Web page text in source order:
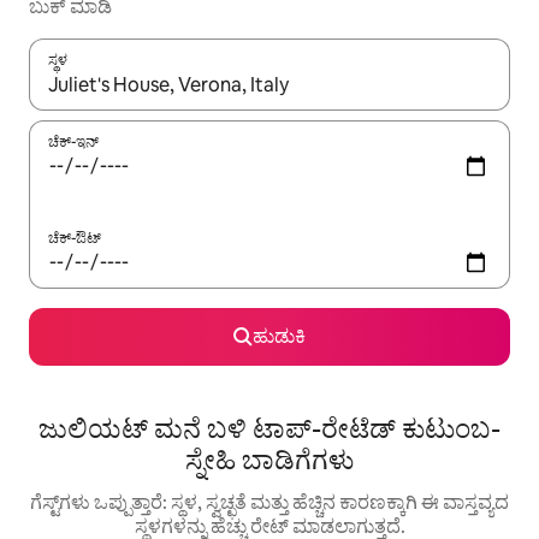
ಬುಕ್ ಮಾಡಿ
ಸ್ಥಳ
ಫಲಿತಾಂಶಗಳು ಲಭ್ಯವಿರುವಾಗ, ಅಪ್ ಮತ್ತು ಡೌನ್ ಬಾಣದ ಕೀಲಿಗಳೊಂದಿಗೆ
ಚೆಕ್-ಇನ್
ಚೆಕ್-ಔಟ್
ಹುಡುಕಿ
ಜುಲಿಯಟ್ ಮನೆ ಬಳಿ ಟಾಪ್-ರೇಟೆಡ್ ಕುಟುಂಬ-
ಸ್ನೇಹಿ ಬಾಡಿಗೆಗಳು
ಗೆಸ್ಟ್‌ಗಳು ಒಪ್ಪುತ್ತಾರೆ: ಸ್ಥಳ, ಸ್ವಚ್ಛತೆ ಮತ್ತು ಹೆಚ್ಚಿನ ಕಾರಣಕ್ಕಾಗಿ ಈ ವಾಸ್ತವ್ಯದ
ಸ್ಥಳಗಳನ್ನು ಹೆಚ್ಚು ರೇಟ್ ಮಾಡಲಾಗುತ್ತದೆ.